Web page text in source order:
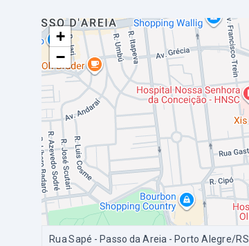
+
−
Rua Sapé - Passo da Areia - Porto Alegre/RS